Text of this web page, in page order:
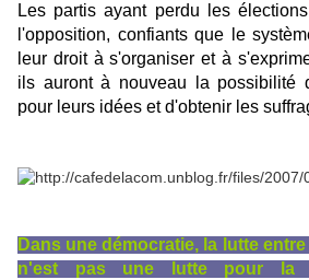
Les partis ayant perdu les
l'opposition, confiants que le
leur droit à s'organiser et à
ils auront à nouveau la possibilité
pour leurs idées et d'obtenir les
Dans une démocratie, la lutte
n'est pas une lutte pour la